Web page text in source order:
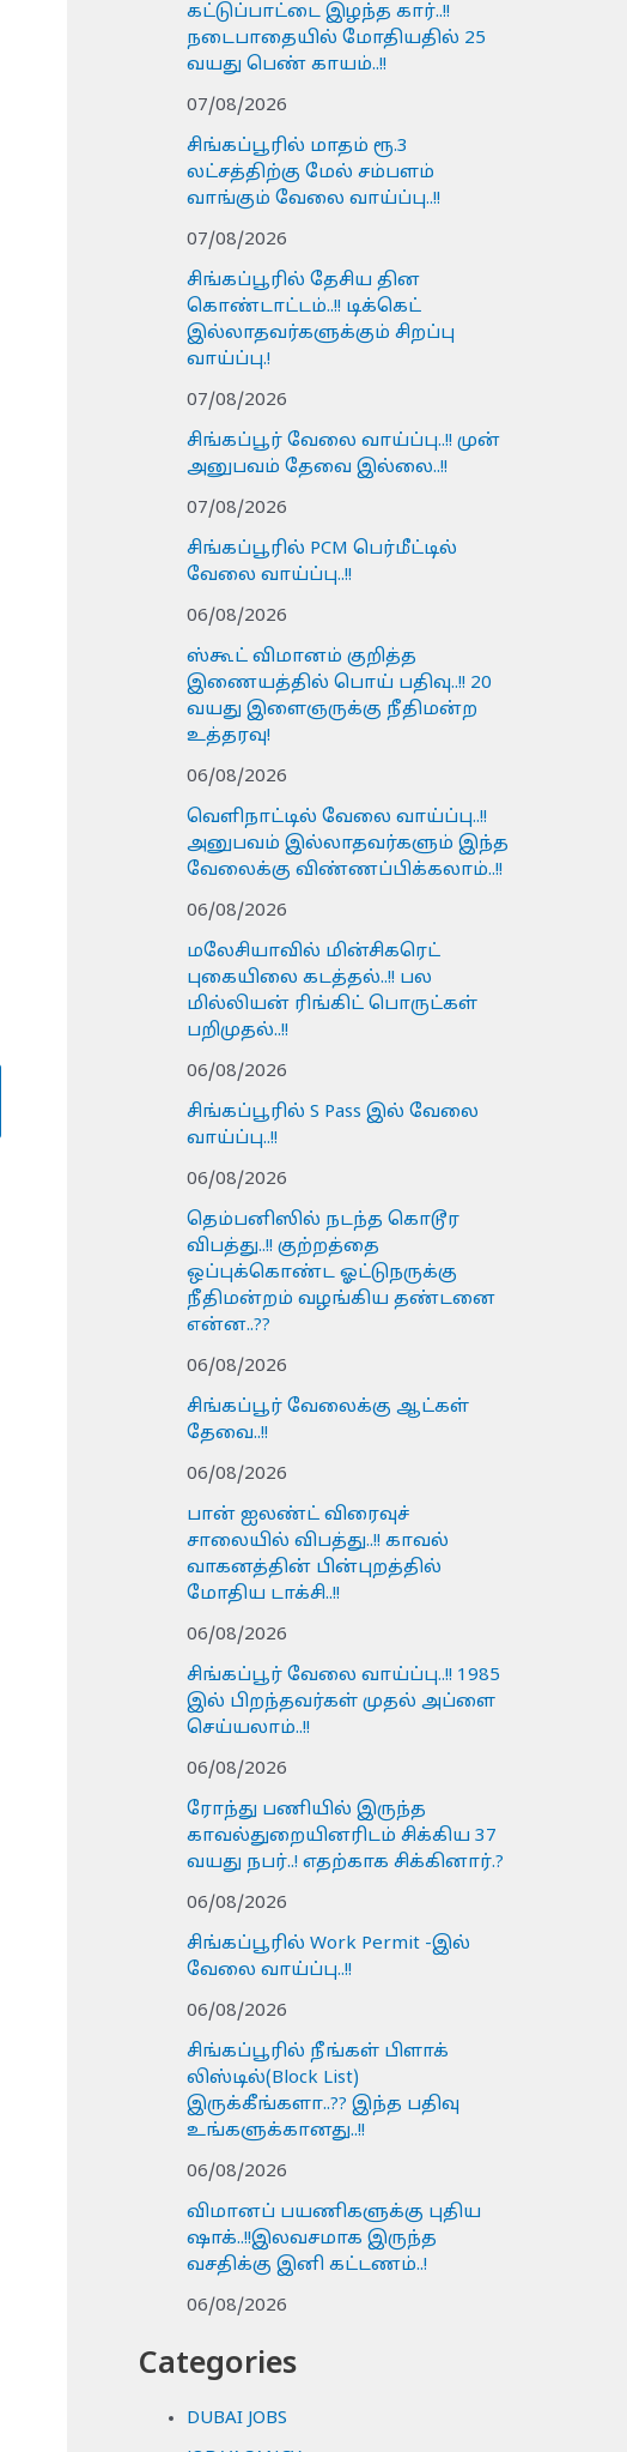
கட்டுப்பாட்டை இழந்த கார்..!!
நடைபாதையில் மோதியதில் 25
வயது பெண் காயம்..!!
07/08/2026
சிங்கப்பூரில் மாதம் ரூ.3
லட்சத்திற்கு மேல் சம்பளம்
வாங்கும் வேலை வாய்ப்பு..!!
07/08/2026
சிங்கப்பூரில் தேசிய தின
கொண்டாட்டம்..!! டிக்கெட்
இல்லாதவர்களுக்கும் சிறப்பு
வாய்ப்பு.!
07/08/2026
சிங்கப்பூர் வேலை வாய்ப்பு..!! முன்
அனுபவம் தேவை இல்லை..!!
07/08/2026
சிங்கப்பூரில் PCM பெர்மீட்டில்
வேலை வாய்ப்பு..!!
06/08/2026
ஸ்கூட் விமானம் குறித்த
இணையத்தில் பொய் பதிவு..!! 20
வயது இளைஞருக்கு நீதிமன்ற
உத்தரவு!
06/08/2026
வெளிநாட்டில் வேலை வாய்ப்பு..!!
அனுபவம் இல்லாதவர்களும் இந்த
வேலைக்கு விண்ணப்பிக்கலாம்..!!
06/08/2026
மலேசியாவில் மின்சிகரெட்
புகையிலை கடத்தல்..!! பல
மில்லியன் ரிங்கிட் பொருட்கள்
பறிமுதல்..!!
06/08/2026
சிங்கப்பூரில் S Pass இல் வேலை
வாய்ப்பு..!!
06/08/2026
தெம்பனிஸில் நடந்த கொடூர
விபத்து..!! குற்றத்தை
ஒப்புக்கொண்ட ஓட்டுநருக்கு
நீதிமன்றம் வழங்கிய தண்டனை
என்ன..??
06/08/2026
சிங்கப்பூர் வேலைக்கு ஆட்கள்
தேவை..!!
06/08/2026
பான் ஐலண்ட் விரைவுச்
சாலையில் விபத்து..!! காவல்
வாகனத்தின் பின்புறத்தில்
மோதிய டாக்சி..!!
06/08/2026
சிங்கப்பூர் வேலை வாய்ப்பு..!! 1985
இல் பிறந்தவர்கள் முதல் அப்ளை
செய்யலாம்..!!
06/08/2026
ரோந்து பணியில் இருந்த
காவல்துறையினரிடம் சிக்கிய 37
வயது நபர்..! எதற்காக சிக்கினார்.?
06/08/2026
சிங்கப்பூரில் Work Permit -இல்
வேலை வாய்ப்பு..!!
06/08/2026
சிங்கப்பூரில் நீங்கள் பிளாக்
லிஸ்டில்(Block List)
இருக்கீங்களா..?? இந்த பதிவு
உங்களுக்கானது..!!
06/08/2026
விமானப் பயணிகளுக்கு புதிய
ஷாக்..!!இலவசமாக இருந்த
வசதிக்கு இனி கட்டணம்..!
06/08/2026
Categories
DUBAI JOBS